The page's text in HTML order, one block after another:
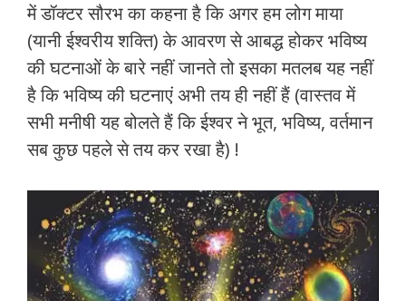
में डॉक्टर सौरभ का कहना है कि अगर हम लोग माया
(यानी ईश्वरीय शक्ति) के आवरण से आबद्ध होकर भविष्य
की घटनाओं के बारे नहीं जानते तो इसका मतलब यह नहीं
है कि भविष्य की घटनाएं अभी तय ही नहीं हैं (वास्तव में
सभी मनीषी यह बोलते हैं कि ईश्वर ने भूत, भविष्य, वर्तमान
सब कुछ पहले से तय कर रखा है) !